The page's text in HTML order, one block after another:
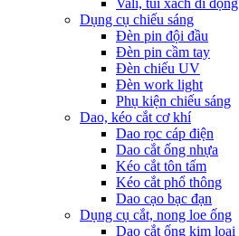
Vali, túi xách di động
Dụng cụ chiếu sáng
Đèn pin đội đầu
Đèn pin cầm tay
Đèn chiếu UV
Đèn work light
Phụ kiện chiếu sáng
Dao, kéo cắt cơ khí
Dao rọc cáp điện
Dao cắt ống nhựa
Kéo cắt tôn tấm
Kéo cắt phổ thông
Dao cạo bạc đạn
Dụng cụ cắt, nong loe ống
Dao cắt ống kim loại